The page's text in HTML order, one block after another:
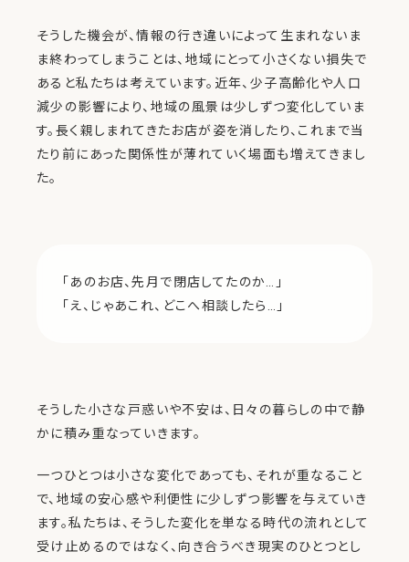
そうした機会が、情報の行き違いによって生まれないま
ま終わってしまうことは、地域にとって小さくない損失で
あると私たちは考えています。近年、少子高齢化や人口
減少の影響により、地域の風景は少しずつ変化していま
す。長く親しまれてきたお店が姿を消したり、これまで当
たり前にあった関係性が薄れていく場面も増えてきまし
た。
「あのお店、先月で閉店してたのか…」
「え、じゃあこれ、どこへ相談したら…」
そうした小さな戸惑いや不安は、日々の暮らしの中で静
かに積み重なっていきます。
一つひとつは小さな変化であっても、それが重なること
で、地域の安心感や利便性に少しずつ影響を与えていき
ます。私たちは、そうした変化を単なる時代の流れとして
受け止めるのではなく、向き合うべき現実のひとつとし